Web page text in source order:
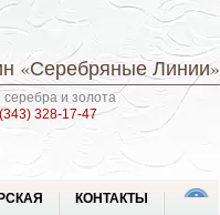
«Серебряные Линии»
и золота
328-17-47
КОНТАКТЫ